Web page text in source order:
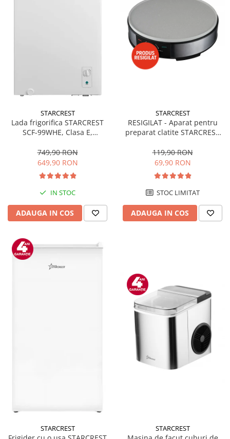
STARCREST
Lada frigorifica STARCREST
SCF-99WHE, Clasa E,
convertibil - functie frigider,
Termostat reglabil, Alb
749,90 RON
649,90 RON
IN STOC
ADAUGA IN COS
STARCREST
RESIGILAT - Aparat pentru
preparat clatite STARCREST
invelis ceramic antiaderent,
30 cm, Inox / Negru
119,90 RON
69,90 RON
STOC LIMITAT
ADAUGA IN COS
STARCREST STARCREST